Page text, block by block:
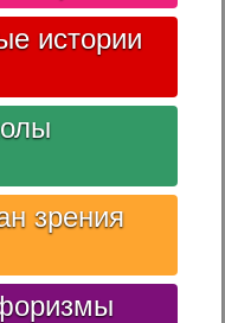
истории
зрения